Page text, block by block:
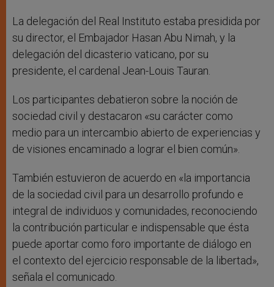
La delegación del Real Instituto estaba presidida por
su director, el Embajador Hasan Abu Nimah, y la
delegación del dicasterio vaticano, por su
presidente, el cardenal Jean-Louis Tauran.
Los participantes debatieron sobre la noción de
sociedad civil y destacaron «su carácter como
medio para un intercambio abierto de experiencias y
de visiones encaminado a lograr el bien común».
También estuvieron de acuerdo en «la importancia
de la sociedad civil para un desarrollo profundo e
integral de individuos y comunidades, reconociendo
la contribución particular e indispensable que ésta
puede aportar como foro importante de diálogo en
el contexto del ejercicio responsable de la libertad»,
señala el comunicado.